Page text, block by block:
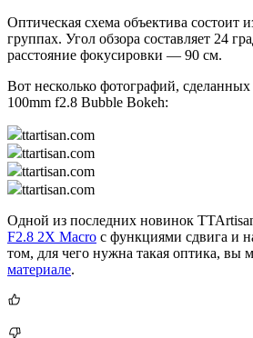
Оптическая схема объектива состоит
группах. Угол обзора составляет 24
расстояние фокусировки — 90 см.
Вот несколько фотографий,
100mm f2.8 Bubble Bokeh:
ttartisan.com
ttartisan.com
ttartisan.com
ttartisan.com
Одной из последних новинок
F2.8 2X Macro с функциями сдвига и
том, для чего нужна такая оптика, вы
материале.